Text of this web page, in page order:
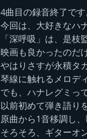
4曲目の録音終了です
今回は、大好きなハ
「深呼吸」は、是枝
映画も良かったのだ
やはりさすが永積タ
琴線に触れるメロデ
でも、ハナレグミっ
以前初めて弾き語り
原曲から1音移調し、
そろそろ、ギターオ